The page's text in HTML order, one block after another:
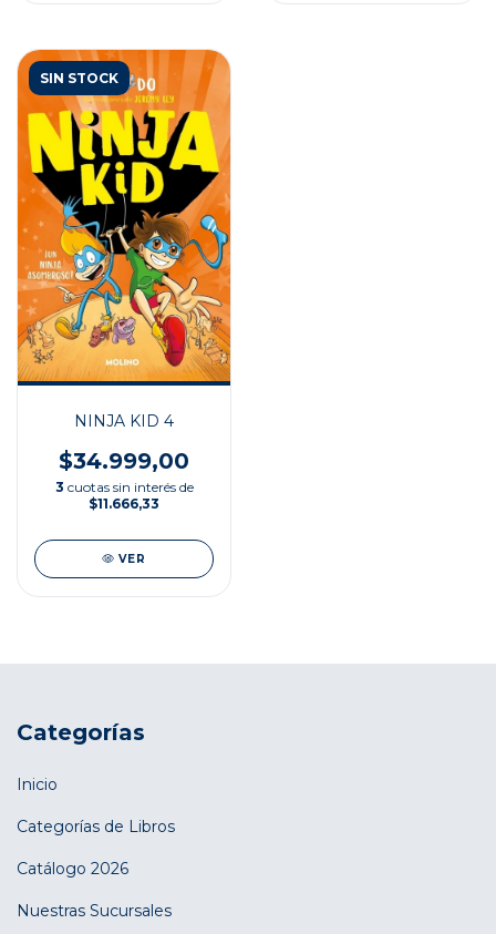
SIN STOCK
NINJA KID 4
$34.999,00
3 cuotas sin interés de
$11.666,33
VER
Categorías
Inicio
Categorías de Libros
Catálogo 2026
Nuestras Sucursales